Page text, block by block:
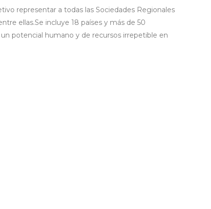
representar a todas las Sociedades Regionales
ellas.Se incluye 18 países y más de 50
potencial humano y de recursos irrepetible en